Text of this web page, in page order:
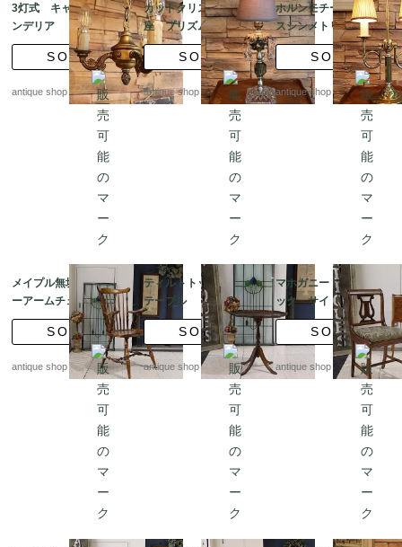
3灯式 キャンドルシャ
ンデリア
SOLD
antique shop at's
カットクリスタルの台
座 プリズムグラス×グ
レイッシュガラス テー
ブルランプSOLD
antique shop at's
ホルンモチーフ ブラ
スシンメトリー スチュ
ーデントテーブルラン
SOLD
antique shop at's
メイプル無垢 ウィンザ
ーアームチェア クラシ
ック スピンドルチェア
SOLD
antique shop at's
ティルトトップ サイド
テーブル トライポッ
ドレッグ /コーヒーテー
SOLD
antique shop at's
マホガニー ハープバ
ック サイドチェア
張替済
SOLD
antique shop at's